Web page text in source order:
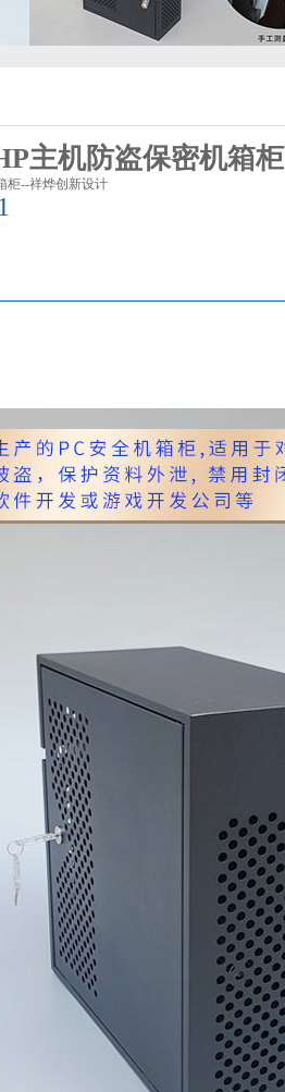
主机防盗保密机箱柜
柜--祥烨创新设计